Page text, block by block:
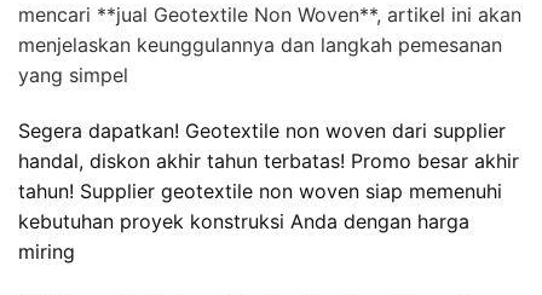
mencari **jual Geotextile Non Woven**, artikel ini akan
menjelaskan keunggulannya dan langkah pemesanan
yang simpel
Segera dapatkan! Geotextile non woven dari supplier
handal, diskon akhir tahun terbatas! Promo besar akhir
tahun! Supplier geotextile non woven siap memenuhi
kebutuhan proyek konstruksi Anda dengan harga
miring